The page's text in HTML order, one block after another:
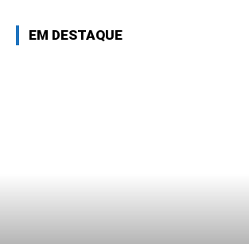
EM DESTAQUE